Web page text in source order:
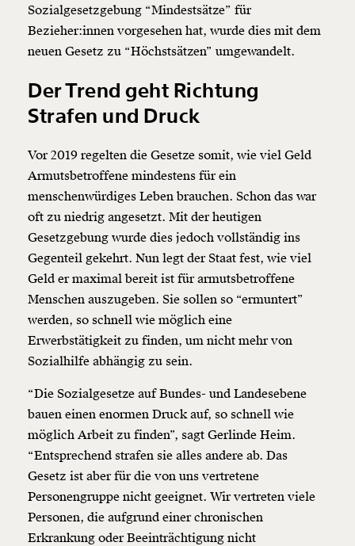
Sozialgesetzgebung “Mindestsätze” für
Bezieher:innen vorgesehen hat, wurde dies mit dem
neuen Gesetz zu “Höchstsätzen” umgewandelt.
Der Trend geht Richtung
Strafen und Druck
Vor 2019 regelten die Gesetze somit, wie viel Geld
Armutsbetroffene mindestens für ein
menschenwürdiges Leben brauchen. Schon das war
oft zu niedrig angesetzt. Mit der heutigen
Gesetzgebung wurde dies jedoch vollständig ins
Gegenteil gekehrt. Nun legt der Staat fest, wie viel
Geld er maximal bereit ist für armutsbetroffene
Menschen auszugeben. Sie sollen so “ermuntert”
werden, so schnell wie möglich eine
Erwerbstätigkeit zu finden, um nicht mehr von
Sozialhilfe abhängig zu sein.
“Die Sozialgesetze auf Bundes- und Landesebene
bauen einen enormen Druck auf, so schnell wie
möglich Arbeit zu finden”, sagt Gerlinde Heim.
“Entsprechend strafen sie alles andere ab. Das
Gesetz ist aber für die von uns vertretene
Personengruppe nicht geeignet. Wir vertreten viele
Personen, die aufgrund einer chronischen
Erkrankung oder Beeinträchtigung nicht